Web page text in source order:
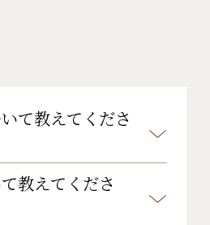
時間をお過ごしくだ
用時間 6：00～23：00
いていれば何度も入浴
回のご入浴は30分で
す。内側から鍵を掛
て教えてくださ
して「作務衣(さむ
しておりますが、浴衣
教えてくださ